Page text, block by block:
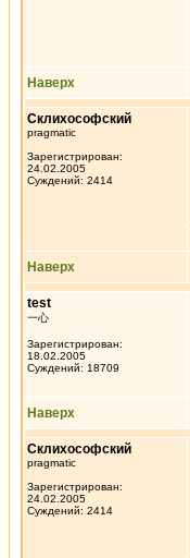
Наверх
Склихософский
pragmatic
Зарегистрирован:
24.02.2005
Суждений: 2414
Наверх
test
一心
Зарегистрирован:
18.02.2005
Суждений: 18709
Наверх
Склихософский
pragmatic
Зарегистрирован:
24.02.2005
Суждений: 2414